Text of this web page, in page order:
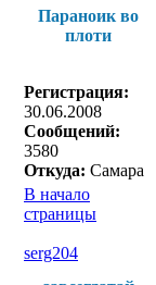
Параноик во
плоти
Регистрация:
30.06.2008
Сообщений:
3580
Откуда: Самара
В начало
страницы
serg204